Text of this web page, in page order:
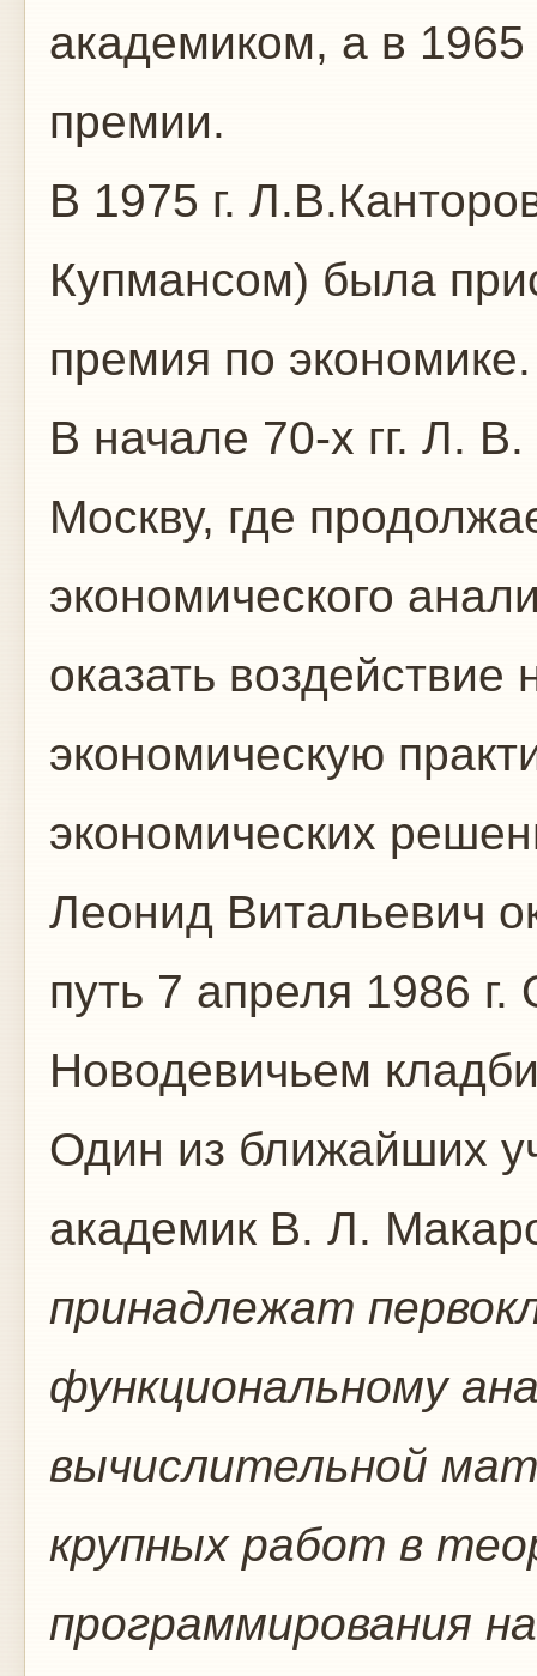
академиком, а в
премии.
В 1975 г.
Купмансом) была
премия по экономике.
В начале 70-х гг. Л.
Москву, где
экономического
оказать воздействие
экономическую
экономических
Леонид Витальевич
путь 7 апреля 1986
Новодевичьем
Один из ближайших
академик В. Л.
принадлежат
функциональному
вычислительной
крупных работ в
программирования